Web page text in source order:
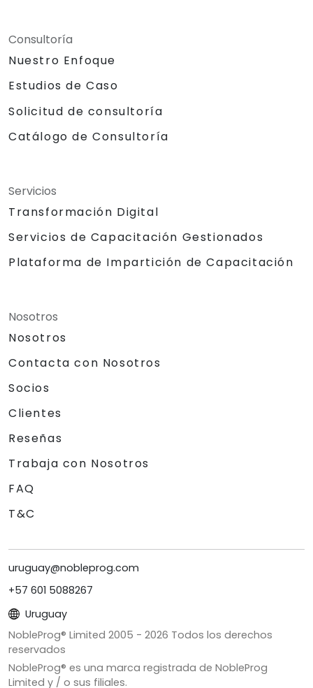
Consultoría
Nuestro Enfoque
Estudios de Caso
Solicitud de consultoría
Catálogo de Consultoría
Servicios
Transformación Digital
Servicios de Capacitación Gestionados
Plataforma de Impartición de Capacitación
Nosotros
Nosotros
Contacta con Nosotros
Socios
Clientes
Reseñas
Trabaja con Nosotros
FAQ
T&C
uruguay@nobleprog.com
+57 601 5088267
Uruguay
NobleProg® Limited 2005 - 2026 Todos los derechos
reservados
NobleProg® es una marca registrada de NobleProg
Limited y / o sus filiales.